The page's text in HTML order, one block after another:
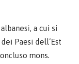
a cui si
Paesi dell’Est
mons.